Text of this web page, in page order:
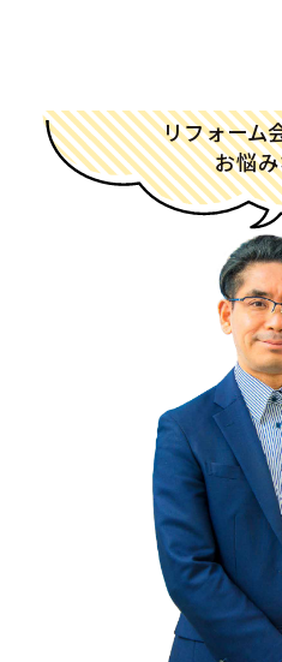
リフォーム
お悩